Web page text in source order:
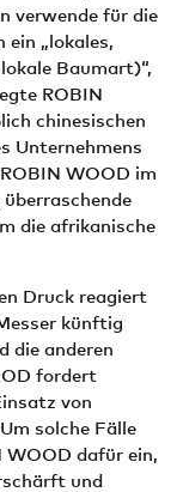
verwende für die
ein „lokales,
Baumart)“,
ROBIN
chinesischen
Unternehmens
WOOD im
die afrikanische
Druck reagiert
künftig
die anderen
fordert
von
solche Fälle
dafür ein,
und